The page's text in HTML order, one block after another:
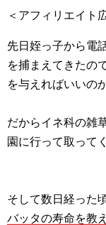
＜アフィリエイト
先日姪っ子から電
を捕まえてきたの
を与えればいいの
だからイネ科の雑
園に行って取って
そして数日経った
バッタの寿命を教